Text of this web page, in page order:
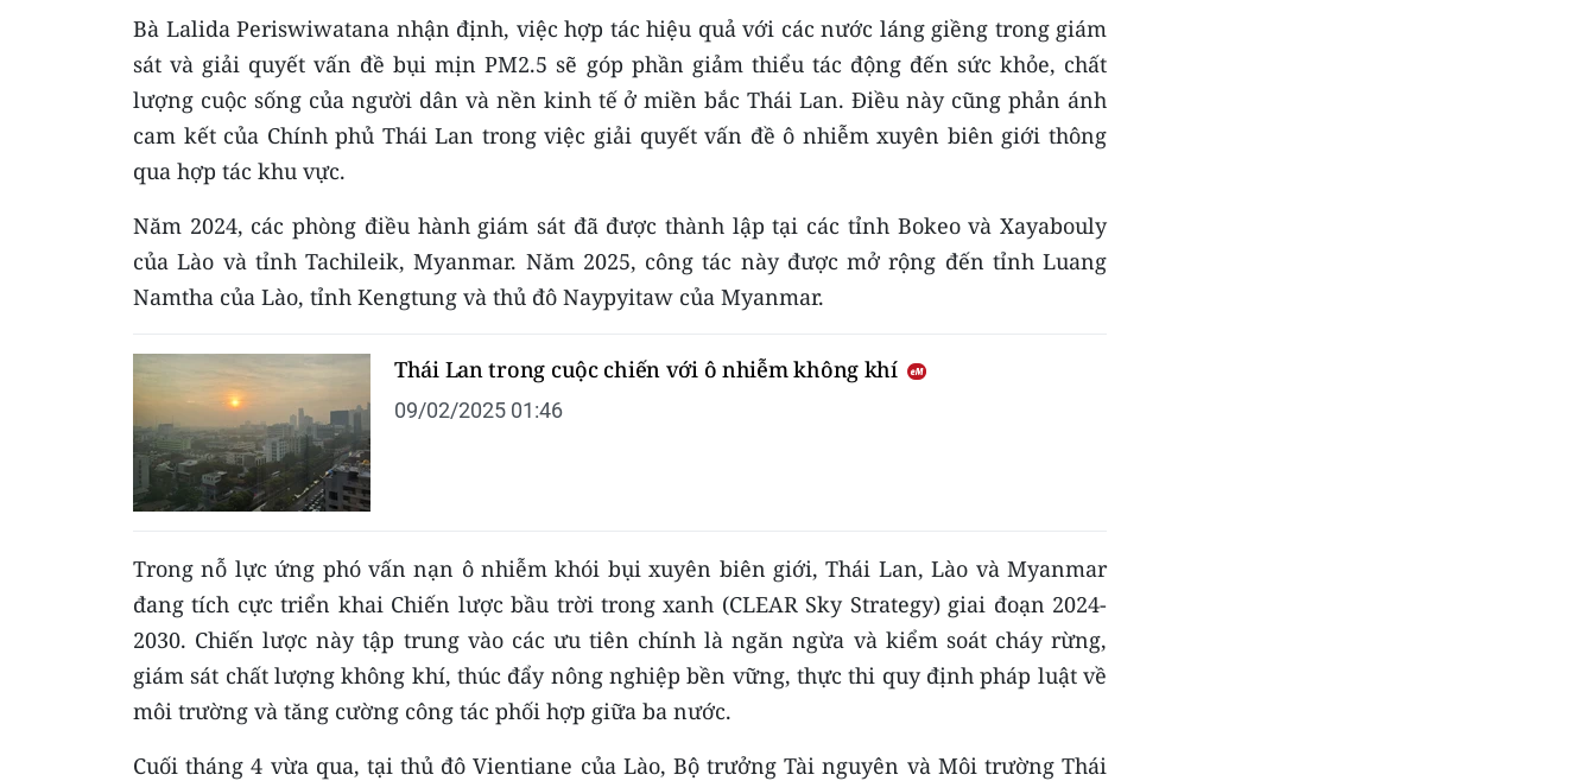
Bà Lalida Periswiwatana nhận định, việc hợp tác hiệu quả với các nước láng giềng trong giám
sát và giải quyết vấn đề bụi mịn PM2.5 sẽ góp phần giảm thiểu tác động đến sức khỏe, chất
lượng cuộc sống của người dân và nền kinh tế ở miền bắc Thái Lan. Điều này cũng phản ánh
cam kết của Chính phủ Thái Lan trong việc giải quyết vấn đề ô nhiễm xuyên biên giới thông
qua hợp tác khu vực.
Năm 2024, các phòng điều hành giám sát đã được thành lập tại các tỉnh Bokeo và Xayabouly
của Lào và tỉnh Tachileik, Myanmar. Năm 2025, công tác này được mở rộng đến tỉnh Luang
Namtha của Lào, tỉnh Kengtung và thủ đô Naypyitaw của Myanmar.
Thái Lan trong cuộc chiến với ô nhiễm không khí
09/02/2025 01:46
Trong nỗ lực ứng phó vấn nạn ô nhiễm khói bụi xuyên biên giới, Thái Lan, Lào và Myanmar
đang tích cực triển khai Chiến lược bầu trời trong xanh (CLEAR Sky Strategy) giai đoạn 2024-
2030. Chiến lược này tập trung vào các ưu tiên chính là ngăn ngừa và kiểm soát cháy rừng,
giám sát chất lượng không khí, thúc đẩy nông nghiệp bền vững, thực thi quy định pháp luật về
môi trường và tăng cường công tác phối hợp giữa ba nước.
Cuối tháng 4 vừa qua, tại thủ đô Vientiane của Lào, Bộ trưởng Tài nguyên và Môi trường Thái